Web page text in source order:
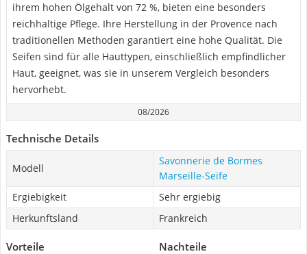
ihrem hohen Ölgehalt von 72 %, bieten eine besonders
reichhaltige Pflege. Ihre Herstellung in der Provence nach
traditionellen Methoden garantiert eine hohe Qualität. Die
Seifen sind für alle Hauttypen, einschließlich empfindlicher
Haut, geeignet, was sie in unserem Vergleich besonders
hervorhebt.
08/2026
Technische Details
Modell
Savonnerie de Bormes
Marseille-Seife
Ergiebigkeit
Sehr ergiebig
Herkunftsland
Frankreich
Vorteile Nachteile